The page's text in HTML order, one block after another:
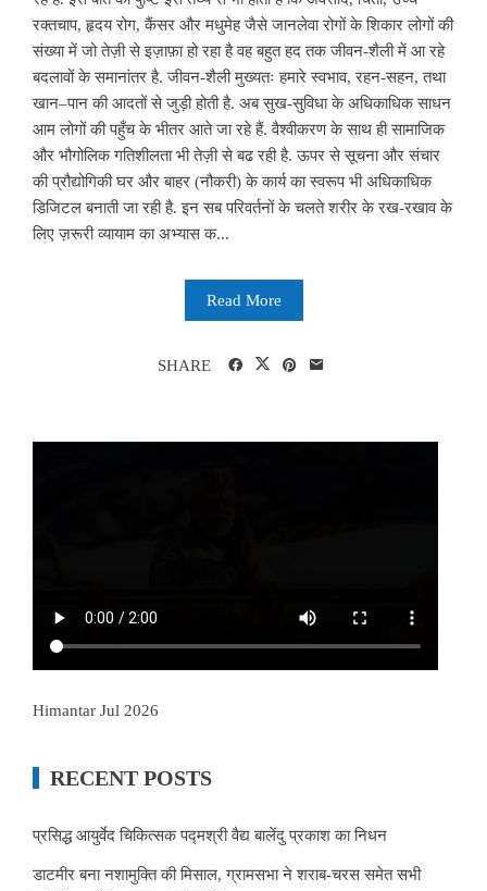
रक्तचाप, हृदय रोग, कैंसर और मधुमेह जैसे जानलेवा रोगों के शिकार लोगों की
संख्या में जो तेज़ी से इज़ाफ़ा हो रहा है वह बहुत हद तक जीवन-शैली में आ रहे
बदलावों के समानांतर है. जीवन-शैली मुख्यतः हमारे स्वभाव, रहन-सहन, तथा
खान–पान की आदतों से जुड़ी होती है. अब सुख-सुविधा के अधिकाधिक साधन
आम लोगों की पहुँच के भीतर आते जा रहे हैं. वैश्वीकरण के साथ ही सामाजिक
और भौगोलिक गतिशीलता भी तेज़ी से बढ रही है. ऊपर से सूचना और संचार
की प्रौद्योगिकी घर और बाहर (नौकरी) के कार्य का स्वरूप भी अधिकाधिक
डिजिटल बनाती जा रही है. इन सब परिवर्तनों के चलते शरीर के रख-रखाव के
लिए ज़रूरी व्यायाम का अभ्यास क...
Read More
SHARE
Himantar Jul 2026
RECENT POSTS
प्रसिद्ध आयुर्वेद चिकित्सक पद्मश्री वैद्य बालेंदु प्रकाश का निधन
डाटमीर बना नशामुक्ति की मिसाल, ग्रामसभा ने शराब-चरस समेत सभी